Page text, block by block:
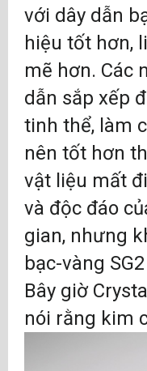
với dây dẫn
hiệu tốt hơn,
mẽ hơn. Các
dẫn sắp xếp
tinh thể, làm
nên tốt hơn
vật liệu mất
và độc đáo
gian, nhưng
bạc-vàng
Bây giờ
nói rằng kim